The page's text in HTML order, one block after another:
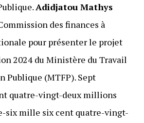
Adidjatou Mathys
des finances à
pour présenter le projet
2024 du Ministère du Travail
Publique (MTFP). Sept
quatre-vingt-deux millions
six mille six cent quatre-vingt-